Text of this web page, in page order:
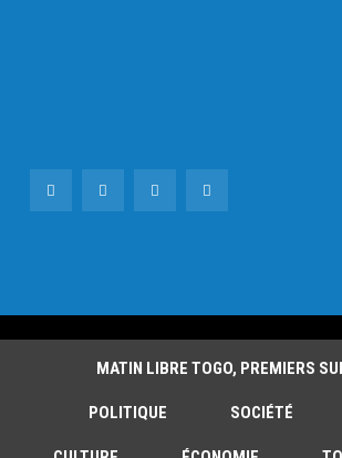
MATIN LIBRE TOGO, PREMIERS
POLITIQUE SOCIÉTÉ